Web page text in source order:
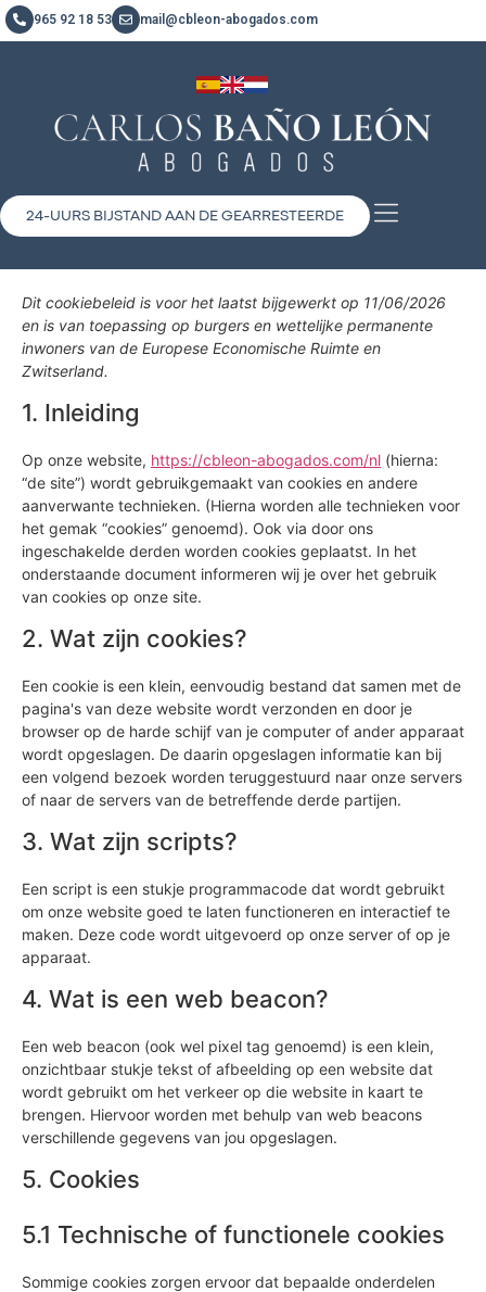
965 92 18 53 mail@cbleon-abogados.com
24-UURS BIJSTAND AAN DE GEARRESTEERDE
Dit cookiebeleid is voor het laatst bijgewerkt op 11/06/2026
en is van toepassing op burgers en wettelijke permanente
inwoners van de Europese Economische Ruimte en
Zwitserland.
1. Inleiding
Op onze website, https://cbleon-abogados.com/nl (hierna:
“de site”) wordt gebruikgemaakt van cookies en andere
aanverwante technieken. (Hierna worden alle technieken voor
het gemak “cookies” genoemd). Ook via door ons
ingeschakelde derden worden cookies geplaatst. In het
onderstaande document informeren wij je over het gebruik
van cookies op onze site.
2. Wat zijn cookies?
Een cookie is een klein, eenvoudig bestand dat samen met de
pagina's van deze website wordt verzonden en door je
browser op de harde schijf van je computer of ander apparaat
wordt opgeslagen. De daarin opgeslagen informatie kan bij
een volgend bezoek worden teruggestuurd naar onze servers
of naar de servers van de betreffende derde partijen.
3. Wat zijn scripts?
Een script is een stukje programmacode dat wordt gebruikt
om onze website goed te laten functioneren en interactief te
maken. Deze code wordt uitgevoerd op onze server of op je
apparaat.
4. Wat is een web beacon?
Een web beacon (ook wel pixel tag genoemd) is een klein,
onzichtbaar stukje tekst of afbeelding op een website dat
wordt gebruikt om het verkeer op die website in kaart te
brengen. Hiervoor worden met behulp van web beacons
verschillende gegevens van jou opgeslagen.
5. Cookies
5.1 Technische of functionele cookies
Sommige cookies zorgen ervoor dat bepaalde onderdelen